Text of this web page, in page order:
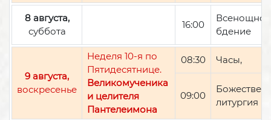
8 августа,
суббота
16:00
Всенощное
бдение
9 августа,
воскресенье
Неделя 10-я по
Пятидесятнице.
Великомученика
и целителя
Пантелеимона
08:30 Часы,
09:00
литургия